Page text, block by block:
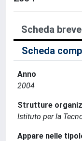
Scheda breve
Scheda
Anno
2004
Strutture
Istituto per la
Appare nelle